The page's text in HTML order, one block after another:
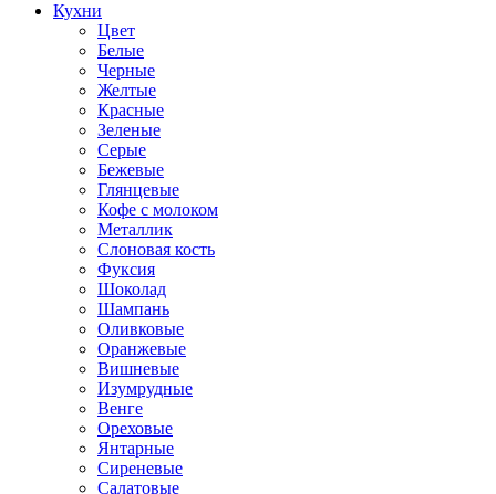
Кухни
Цвет
Белые
Черные
Желтые
Красные
Зеленые
Серые
Бежевые
Глянцевые
Кофе с молоком
Металлик
Слоновая кость
Фуксия
Шоколад
Шампань
Оливковые
Оранжевые
Вишневые
Изумрудные
Венге
Ореховые
Янтарные
Сиреневые
Салатовые